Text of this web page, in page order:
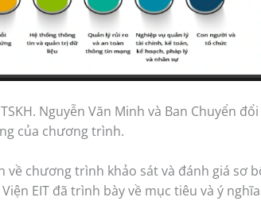
Nguyễn Văn Minh và Ban Chuyển
của chương trình.
chương trình khảo sát và đánh giá sơ
Viện EIT đã trình bày về mục tiêu và ý